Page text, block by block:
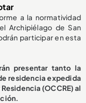
a la normatividad
Archipiélago de San
participar en esta
presentar tanto la
residencia expedida
(OCCRE) al